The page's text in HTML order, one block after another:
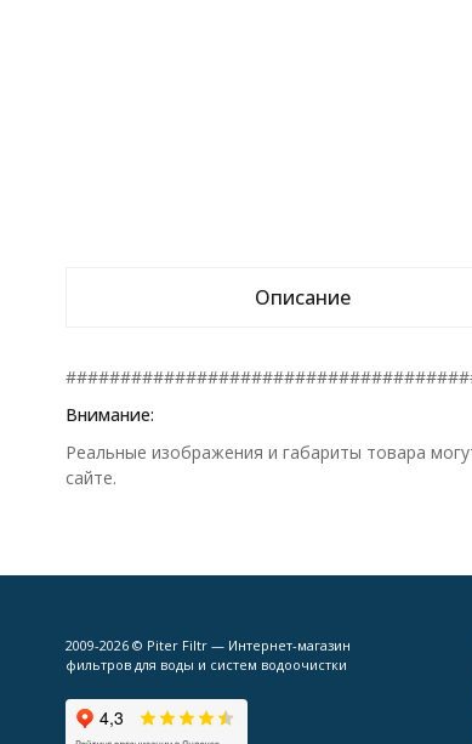
Описание
Внимание:
Реальные изображения и габариты товара
сайте.
2009-2026 © Piter Filtr — Интернет-магазин
фильтров для воды и систем водоочистки